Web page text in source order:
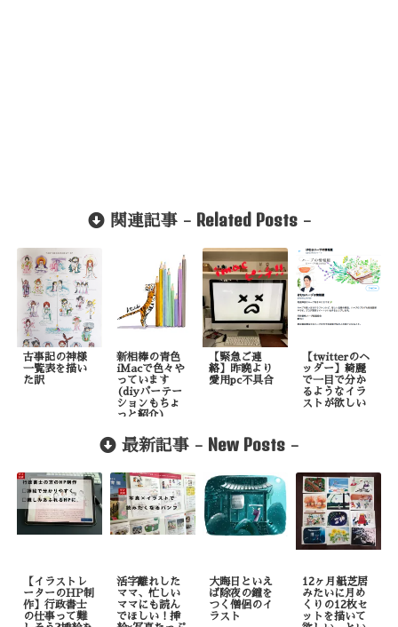
関連記事 - Related Posts-
古事記の神様
一覧表を描い
た訳
新相棒の青色
iMacで色々や
っています
(diyパーテー
ションもちょ
っと紹介)
【緊急ご連
絡】昨晩より
愛用pc不具合
【twitterのヘ
ッダー】綺麗
で一目で分か
るようなイラ
ストが欲しい
最新記事 - New Posts -
【イラストレ
ーターのHP制
作】行政書士
の仕事って難
活字離れした
ママ、忙しい
ママにも読ん
でほしい！挿
大晦日といえ
ば除夜の鐘を
つく僧侶のイ
ラスト
12ヶ月紙芝居
みたいに月め
くりの12枚セ
ットを描いて